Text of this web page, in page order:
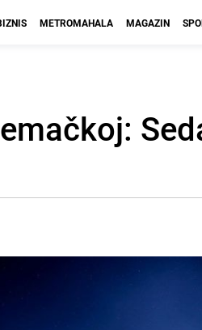
METROMAHALA MAGAZIN